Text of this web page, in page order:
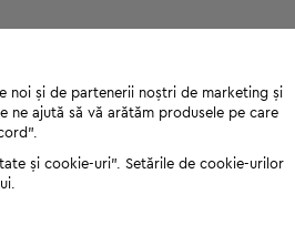
noi și de partenerii noștri de marketing și
ne ajută să vă arătăm produsele pe care
și cookie-uri". Setările de cookie-urilor